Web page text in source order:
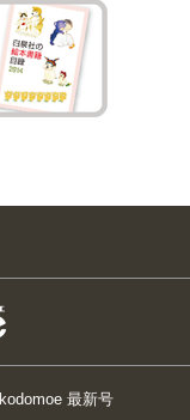
kodomoe 最新号